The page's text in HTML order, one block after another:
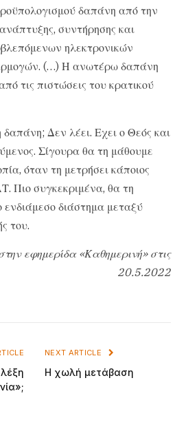
δαπάνη από την
συντήρησης και
ηλεκτρονικών
(…) Η ανωτέρω δαπάνη
τις πιστώσεις του κρατικού
Δεν λέει. Εχει ο Θεός και
Σίγουρα θα τη μάθουμε
όταν τη μετρήσει κάποιος
Πιο συγκεκριμένα, θα τη
ενδιάμεσο διάστημα μεταξύ
του.
εφημερίδα «Καθημερινή» στις
20.5.2022
NEXT ARTICLE
Η χωλή μετάβαση